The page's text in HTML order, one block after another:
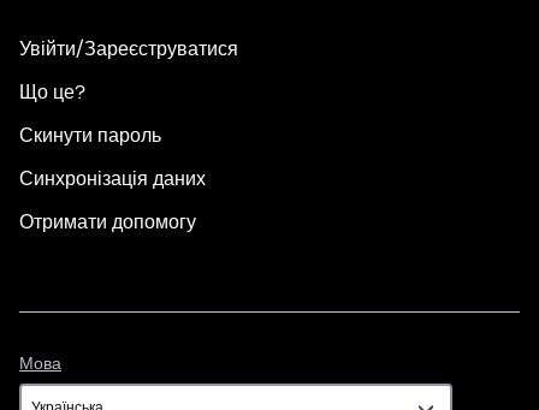
Увійти/Зареєструватися
Що це?
Скинути пароль
Синхронізація даних
Отримати допомогу
Мова